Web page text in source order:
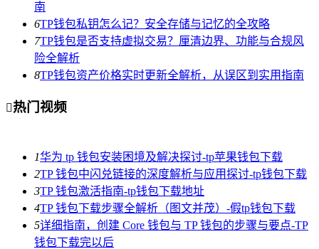
南
6TP钱包私钥怎么记？安全存储与记忆的全攻略
7TP钱包是否支持虚拟交易？厘清边界、功能与合规风
险全解析
8TP钱包资产价格实时更新全解析，从误区到实用指南
热门视频
1华为 tp 钱包安装困境及解决探讨-tp苹果钱包下载
2TP 钱包中闪兑链接的深度解析与应用探讨-tp钱包下载
3TP 钱包激活指南-tp钱包下载地址
4TP 钱包下载步骤全解析（图文并茂）-假tp钱包下载
5详细指南，创建 Core 钱包与 TP 钱包的步骤与要点-TP
钱包下载完以后